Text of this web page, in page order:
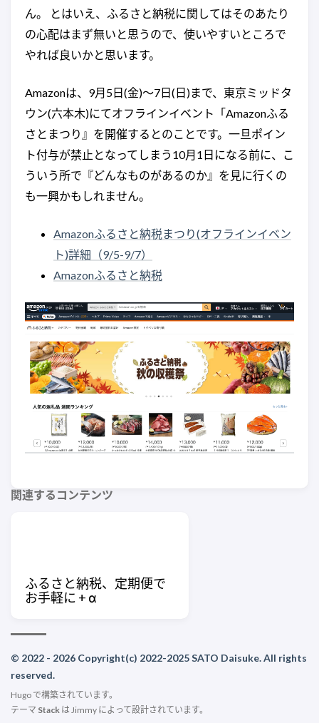
ん。 とはいえ、ふるさと納税に関してはそのあたり
の心配はまず無いと思うので、使いやすいところで
やれば良いかと思います。
Amazonは、9月5日(金)〜7日(日)まで、東京ミッドタ
ウン(六本木)にてオフラインイベント「Amazonふる
さとまつり』を開催するとのことです。一旦ポイン
ト付与が禁止となってしまう10月1日になる前に、こ
ういう所で『どんなものがあるのか』を見に行くの
も一興かもしれません。
Amazonふるさと納税まつり(オフラインイベン
ト)詳細（9/5-9/7）
Amazonふるさと納税
関連するコンテンツ
ふるさと納税、定期便で
お手軽に + α
© 2022 - 2026 Copyright(c) 2022-2025 SATO Daisuke. All rights
reserved.
Hugo で構築されています。
テーマ Stack は Jimmy によって設計されています。